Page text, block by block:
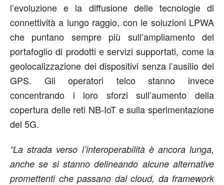
l’evoluzione e la diffusione delle tecnologie di
connettività a lungo raggio, con le soluzioni LPWA
che puntano sempre più sull’ampliamento del
portafoglio di prodotti e servizi supportati, come la
geolocalizzazione dei dispositivi senza l’ausilio del
GPS. Gli operatori telco stanno invece
concentrando i loro sforzi sull’aumento della
copertura delle reti NB-IoT e sulla sperimentazione
del 5G.
“La strada verso l’interoperabilità è ancora lunga,
anche se si stanno delineando alcune alternative
promettenti che passano dal cloud, da framework